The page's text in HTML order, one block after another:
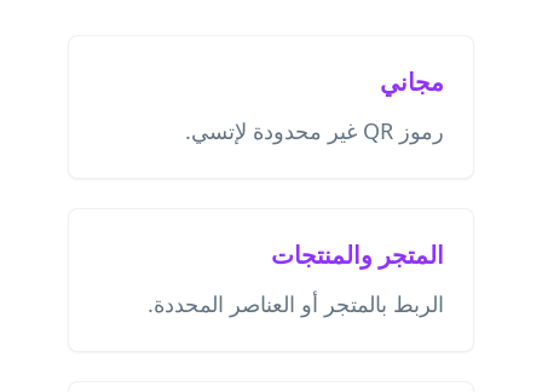
مجاني
رموز QR غير محدودة لإتسي.
المتجر والمنتجات
الربط بالمتجر أو العناصر المحددة.